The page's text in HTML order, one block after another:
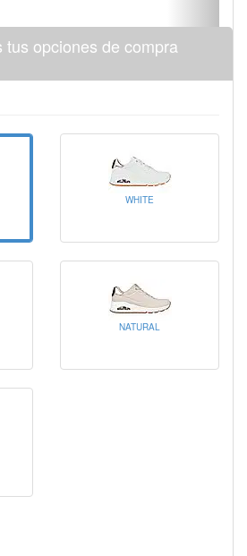
tus opciones de compra
WHITE
NATURAL